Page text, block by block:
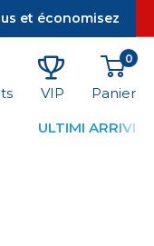
et économisez
VIP
0
Panier
ULTIMI ARRIVI